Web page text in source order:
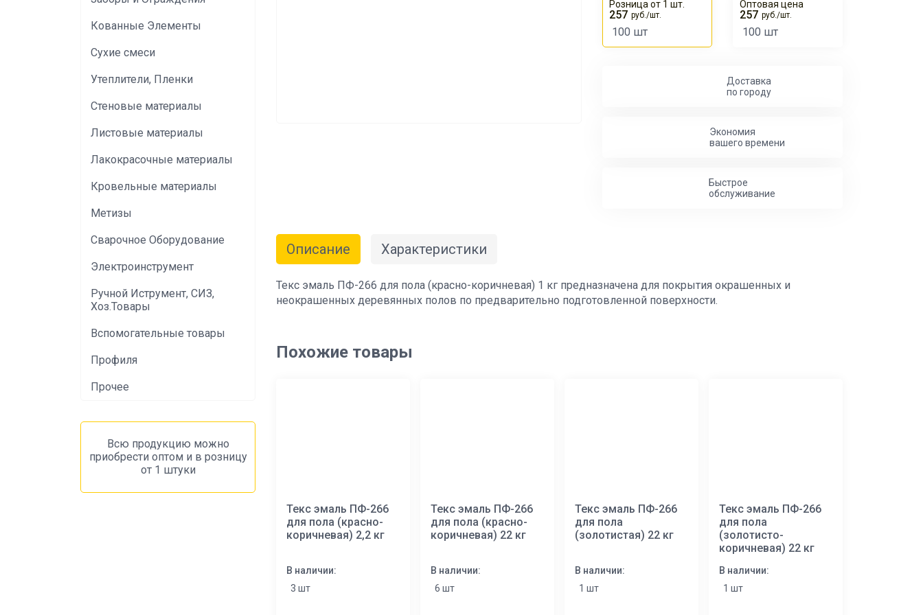
Кованные Элементы
Сухие смеси
Утеплители, Пленки
Стеновые материалы
Листовые материалы
Лакокрасочные материалы
Кровельные материалы
Метизы
Сварочное Оборудование
Электроинструмент
Ручной Иструмент, СИЗ,
Хоз.Товары
Вспомогательные товары
Профиля
Прочее
Всю продукцию можно
приобрести оптом и в розницу
от 1 штуки
Розница от 1 шт.
257 руб./шт.
100 шт
Оптовая цена
257 руб./шт.
100 шт
Доставка
по городу
Экономия
вашего времени
Быстрое
обслуживание
Описание Характеристики
Текс эмаль ПФ-266 для пола (красно-коричневая) 1 кг предназначена для покрытия окрашенных и
неокрашенных деревянных полов по предварительно подготовленной поверхности.
Похожие товары
Текс эмаль ПФ-266
для пола (красно-
коричневая) 2,2 кг
В наличии:
3 шт
Текс эмаль ПФ-266
для пола (красно-
коричневая) 22 кг
В наличии:
6 шт
Текс эмаль ПФ-266
для пола
(золотистая) 22 кг
В наличии:
1 шт
Текс эмаль ПФ-266
для пола
(золотисто-
коричневая) 22 кг
В наличии:
1 шт